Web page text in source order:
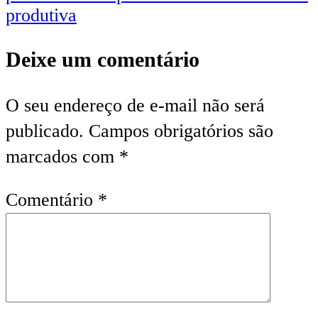
produtiva
Deixe um comentário
O seu endereço de e-mail não será
publicado. Campos obrigatórios são
marcados com *
Comentário *